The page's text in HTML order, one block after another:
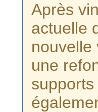
Après
actuelle
nouvelle
une